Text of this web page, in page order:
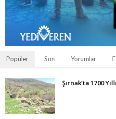
Popüler Son Yorumlar
Şırnak’ta 1700